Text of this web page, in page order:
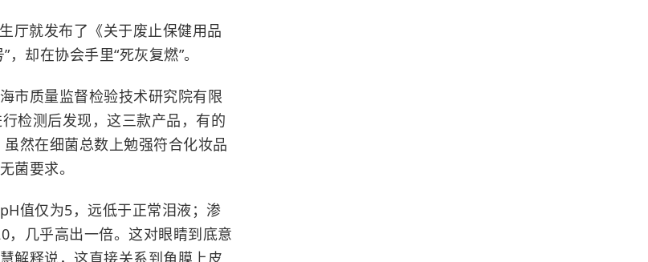
就发布了《关于废止保健用品
却在协会手里“死灰复燃”。
市质量监督检验技术研究院有限
检测后发现，这三款产品，有的
然在细菌总数上勉强符合化妆品
菌要求。
值仅为5，远低于正常泪液；渗
，几乎高出一倍。这对眼睛到底意